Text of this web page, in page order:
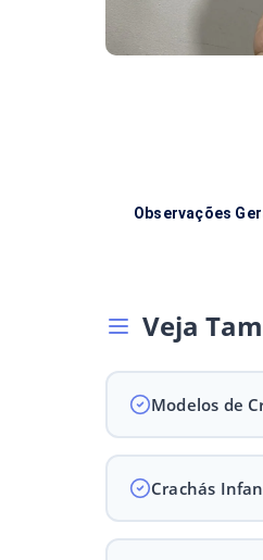
Observações
Veja
Modelos de
Crachás